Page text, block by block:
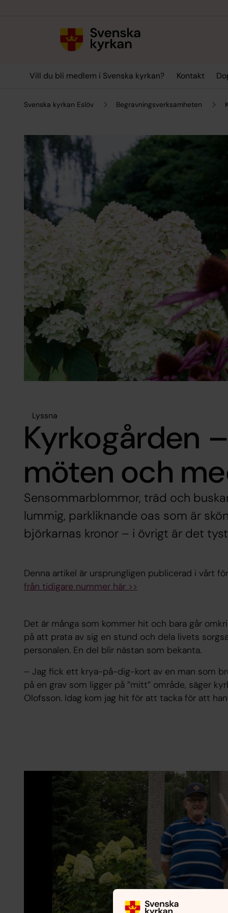
Vill du bli medlem i Svenska kyrkan? Kontakt
Svenska kyrkan Eslöv Begravningsverksamheten
Lyssna
Kyrkogården
möten och
Sensommarblommor, träd och
lummig, parkliknande oas som är
björkarnas kronor – i övrigt är det
Denna artikel är ursprungligen publicerad i vårt
från tidigare nummer här >>
Det är många som kommer hit och bara går
på att prata av sig en stund och dela livets
personalen. En del blir nästan som bekanta.
– Jag fick ett krya-på-dig-kort av en man som
på en grav som ligger på ”mitt” område, säger
Olofsson. Idag kom jag hit för att tacka för att